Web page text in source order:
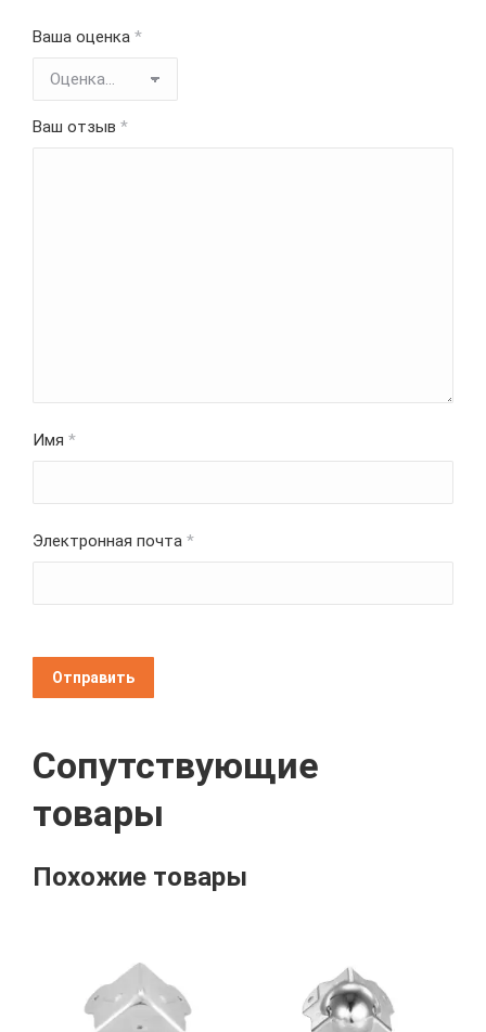
Ваша оценка *
Ваш отзыв *
Имя *
Электронная почта *
Сопутствующие
товары
Похожие товары